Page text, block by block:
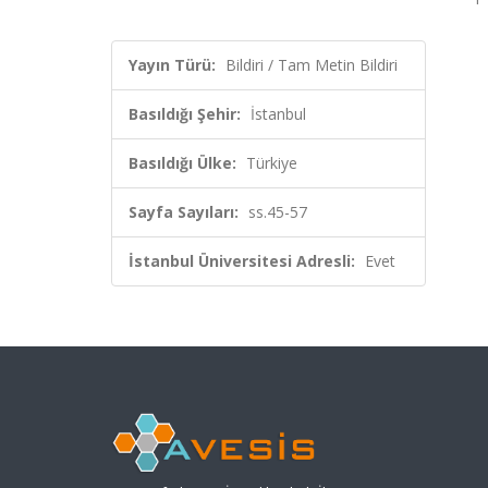
Yayın Türü: Bildiri / Tam Metin Bildiri
Basıldığı Şehir: İstanbul
Basıldığı Ülke: Türkiye
Sayfa Sayıları: ss.45-57
İstanbul Üniversitesi Adresli: Evet